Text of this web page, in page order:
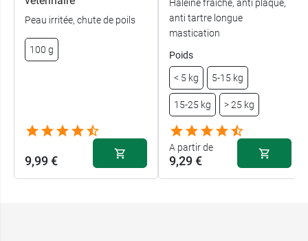
Peau irritée, chute de poils
100 g
9,99 €
Haleine fraîche, anti plaque,
anti tartre longue
mastication
Poids
< 5 kg 5-15 kg
15-25 kg > 25 kg
A partir de
9,29 €